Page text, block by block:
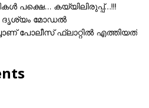
പക്ഷെ… കയ്യിലിരുപ്പ്…!!!
ദൃശ്യം മോഡല്‍
പോലീസ് ഫ്ലാറ്റിൽ എത്തിയത്